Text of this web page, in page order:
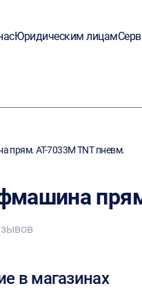
Юридическим лицам
прям. AT-7033М TNT пневм.
в магазинах